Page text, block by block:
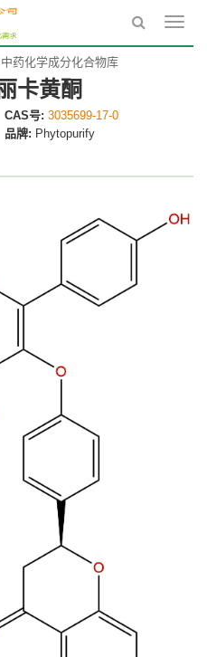
中药化学成分化合物库
卡黄酮
CAS号: 3035699-17-0
品牌: Phytopurify